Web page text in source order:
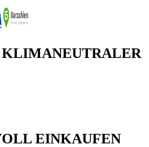
EINKAUFEN